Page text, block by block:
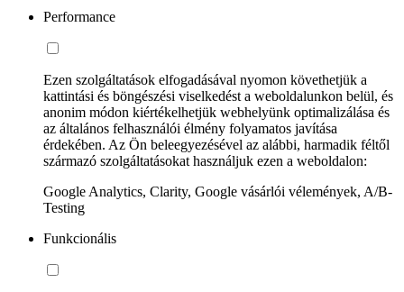
Performance
Ezen szolgáltatások elfogadásával nyomon követhetjük a
kattintási és böngészési viselkedést a weboldalunkon belül, és
anonim módon kiértékelhetjük webhelyünk optimalizálása és
az általános felhasználói élmény folyamatos javítása
érdekében. Az Ön beleegyezésével az alábbi, harmadik féltől
származó szolgáltatásokat használjuk ezen a weboldalon:
Google Analytics, Clarity, Google vásárlói vélemények, A/B-
Testing
Funkcionális